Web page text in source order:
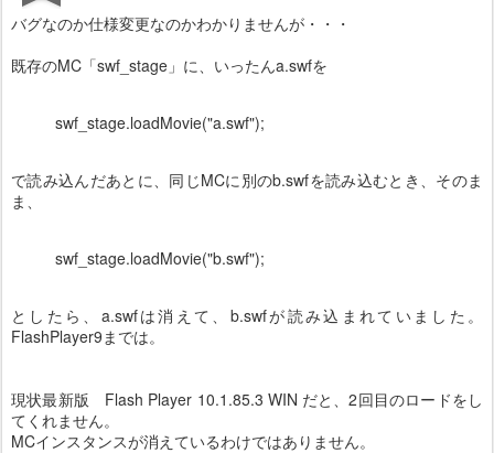
バグなのか仕様変更なのかわかりませんが・・・
既存のMC「swf_stage」に、いったんa.swfを
swf_stage.loadMovie("a.swf");
で読み込んだあとに、同じMCに別のb.swfを読み込むとき、そのま
ま、
swf_stage.loadMovie("b.swf");
としたら、a.swfは消えて、b.swfが読み込まれていました。
FlashPlayer9までは。
現状最新版 Flash Player 10.1.85.3 WIN だと、2回目のロードをし
てくれません。
MCインスタンスが消えているわけではありません。